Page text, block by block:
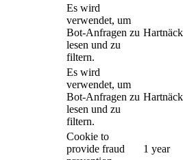
Es wird
verwendet, um
Bot-Anfragen zu
lesen und zu
filtern.
Es wird
verwendet, um
Bot-Anfragen zu
lesen und zu
filtern.
Cookie to
provide fraud
1 year